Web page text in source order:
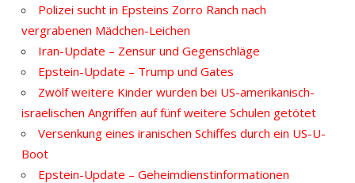
Polizei sucht in Epsteins Zorro Ranch nach
vergrabenen Mädchen-Leichen
Iran-Update – Zensur und Gegenschläge
Epstein-Update – Trump und Gates
Zwölf weitere Kinder wurden bei US-amerikanisch-
israelischen Angriffen auf fünf weitere Schulen getötet
Versenkung eines iranischen Schiffes durch ein US-U-
Boot
Epstein-Update – Geheimdienstinformationen